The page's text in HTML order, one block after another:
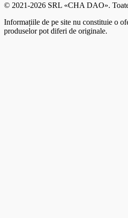
© 2021-2026 SRL «CHA DAO».
Informațiile de pe site nu constituie o
produselor pot diferi de originale.